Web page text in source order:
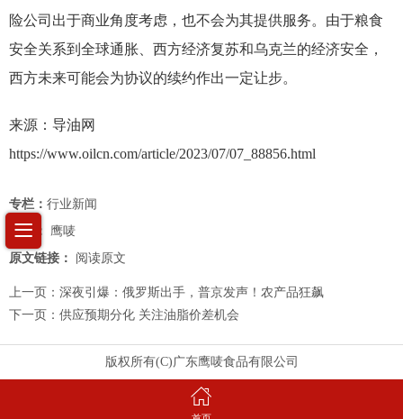
险公司出于商业角度考虑，也不会为其提供服务。由于粮食
安全关系到全球通胀、西方经济复苏和乌克兰的经济安全，
西方未来可能会为协议的续约作出一定让步。
来源：导油网
https://www.oilcn.com/article/2023/07/07_88856.html
专栏： 行业新闻
作者：
鹰唛
原文链接：
阅读原文
上一页： 深夜引爆：俄罗斯出手，普京发声！农产品狂飙
下一页： 供应预期分化 关注油脂价差机会
版权所有(C)广东鹰唛食品有限公司